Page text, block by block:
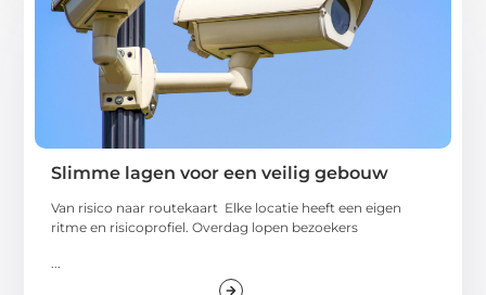
Slimme lagen voor een veilig gebouw
Van risico naar routekaart Elke locatie heeft een eigen
ritme en risicoprofiel. Overdag lopen bezoekers